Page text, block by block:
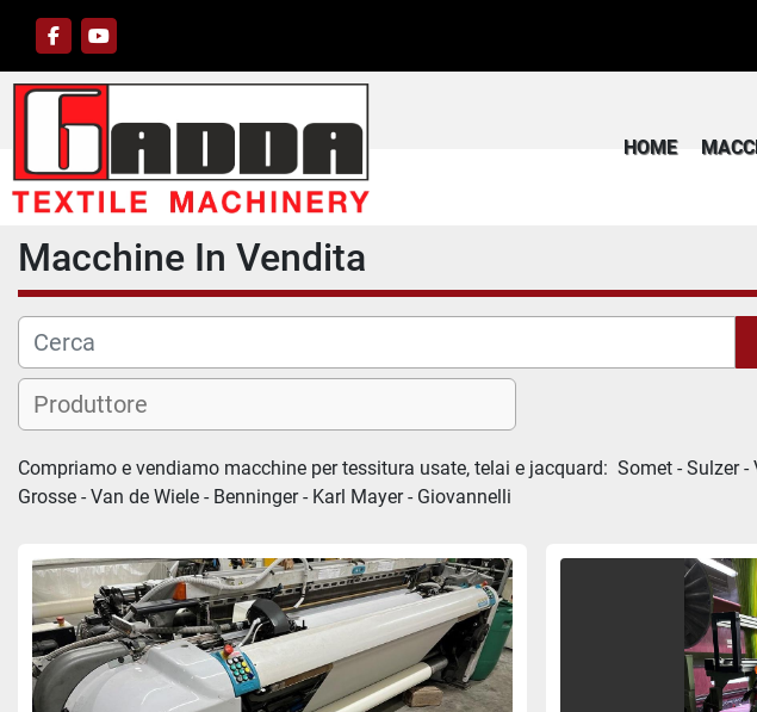
facebookyoutube
HOME
Macchine In Vendita
Compriamo e vendiamo macchine per tessitura usate, telai e jacquard:  Somet - Sulzer
Grosse - Van de Wiele - Benninger - Karl Mayer - Giovannelli